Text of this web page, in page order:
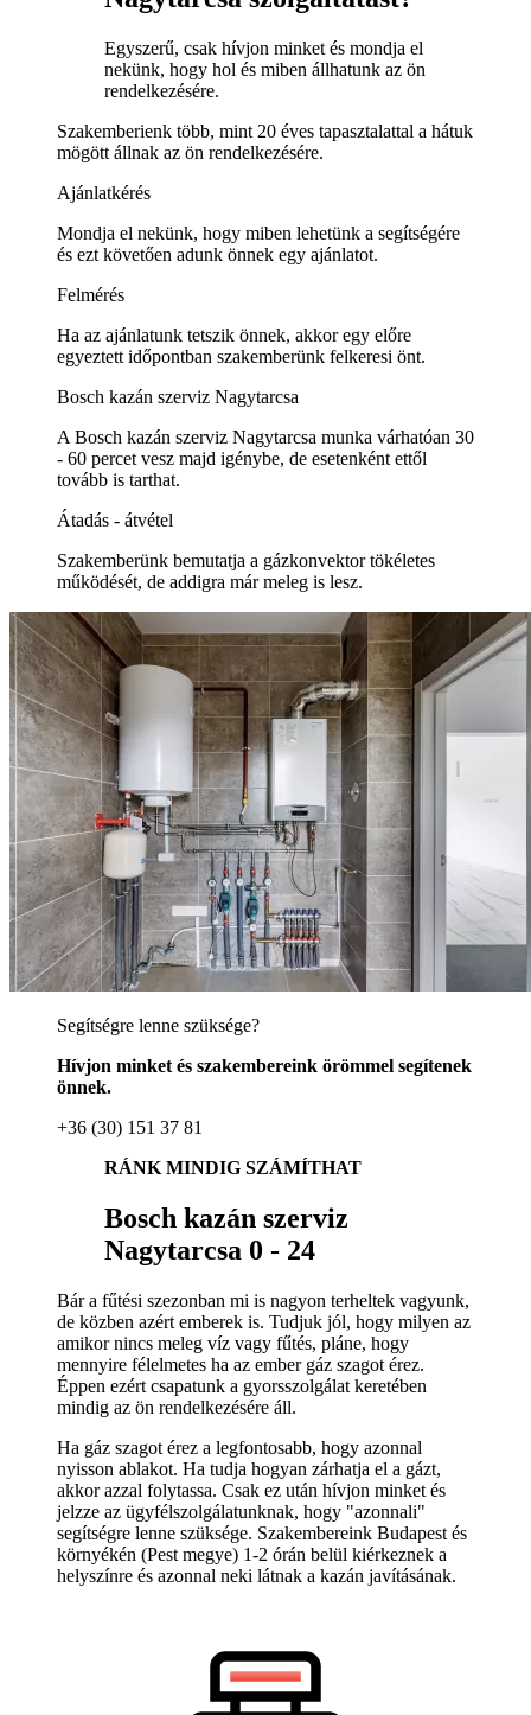
Egyszerű, csak hívjon minket és mondja el
nekünk, hogy hol és miben állhatunk az ön
rendelkezésére.
Szakemberienk több, mint 20 éves tapasztalattal a hátuk
mögött állnak az ön rendelkezésére.
Ajánlatkérés
Mondja el nekünk, hogy miben lehetünk a segítségére
és ezt követően adunk önnek egy ajánlatot.
Felmérés
Ha az ajánlatunk tetszik önnek, akkor egy előre
egyeztett időpontban szakemberünk felkeresi önt.
Bosch kazán szerviz Nagytarcsa
A Bosch kazán szerviz Nagytarcsa munka várhatóan 30
- 60 percet vesz majd igénybe, de esetenként ettől
tovább is tarthat.
Átadás - átvétel
Szakemberünk bemutatja a gázkonvektor tökéletes
működését, de addigra már meleg is lesz.
Segítségre lenne szüksége?
Hívjon minket és szakembereink örömmel segítenek
önnek.
+36 (30) 151 37 81
RÁNK MINDIG SZÁMÍTHAT
Bosch kazán szerviz
Nagytarcsa 0 - 24
Bár a fűtési szezonban mi is nagyon terheltek vagyunk,
de közben azért emberek is. Tudjuk jól, hogy milyen az
amikor nincs meleg víz vagy fűtés, pláne, hogy
mennyire félelmetes ha az ember gáz szagot érez.
Éppen ezért csapatunk a gyorsszolgálat keretében
mindig az ön rendelkezésére áll.
Ha gáz szagot érez a legfontosabb, hogy azonnal
nyisson ablakot. Ha tudja hogyan zárhatja el a gázt,
akkor azzal folytassa. Csak ez után hívjon minket és
jelzze az ügyfélszolgálatunknak, hogy "azonnali"
segítségre lenne szüksége. Szakembereink Budapest és
környékén (Pest megye) 1-2 órán belül kiérkeznek a
helyszínre és azonnal neki látnak a kazán javításának.